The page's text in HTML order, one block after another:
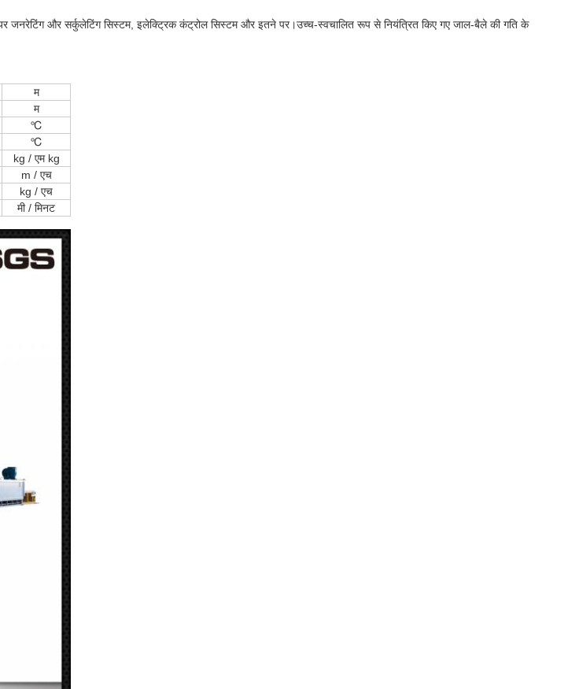
जनरेटिंग और सर्कुलेटिंग सिस्टम, इलेक्ट्रिक कंट्रोल सिस्टम और इतने पर।उच्च-स्वचालित रूप से नियंत्रित किए गए जाल-बैले की गति के
म
म
℃
℃
kg / एम kg
m / एच
kg / एच
मी / मिनट